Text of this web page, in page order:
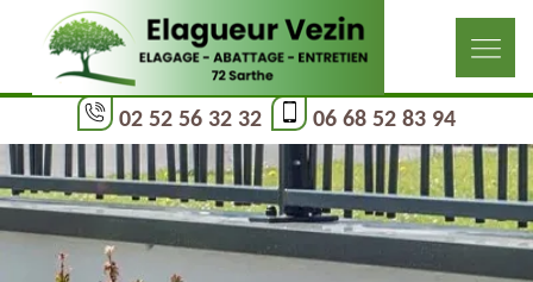
02 52 56 32 32 06 68 52 83 94